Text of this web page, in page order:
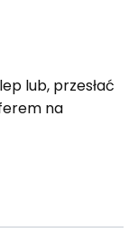
lub, przesłać
na